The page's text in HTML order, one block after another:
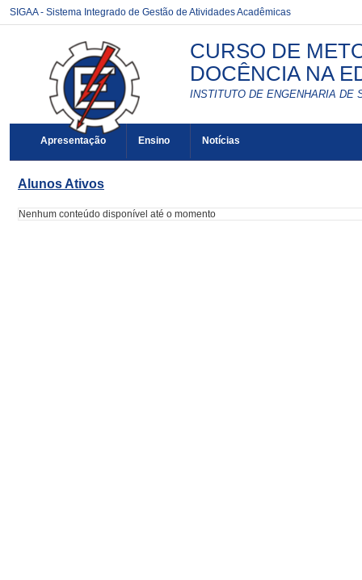
SIGAA - Sistema Integrado de Gestão de Atividades Acadêmicas
CURSO DE
DOCÊNCIA NA
INSTITUTO DE ENGENHARIA DE
Apresentação Ensino Notícias
Alunos Ativos
Nenhum conteúdo disponível até o momento